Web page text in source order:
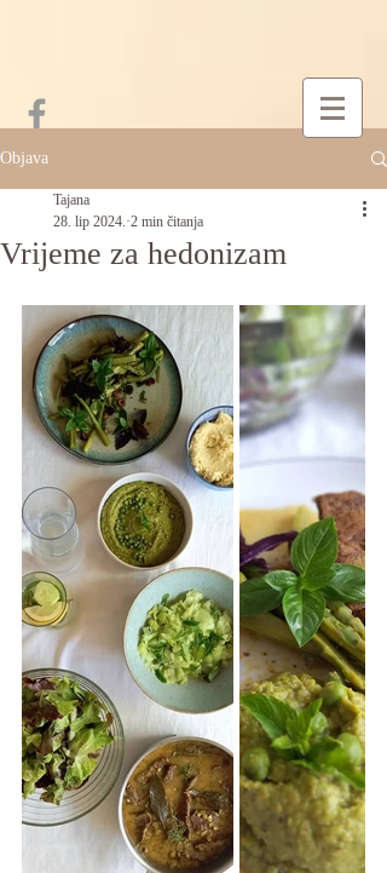
Objava
Vrijeme za hedonizam
Tajana
28. lip 2024. 2 min čitanja